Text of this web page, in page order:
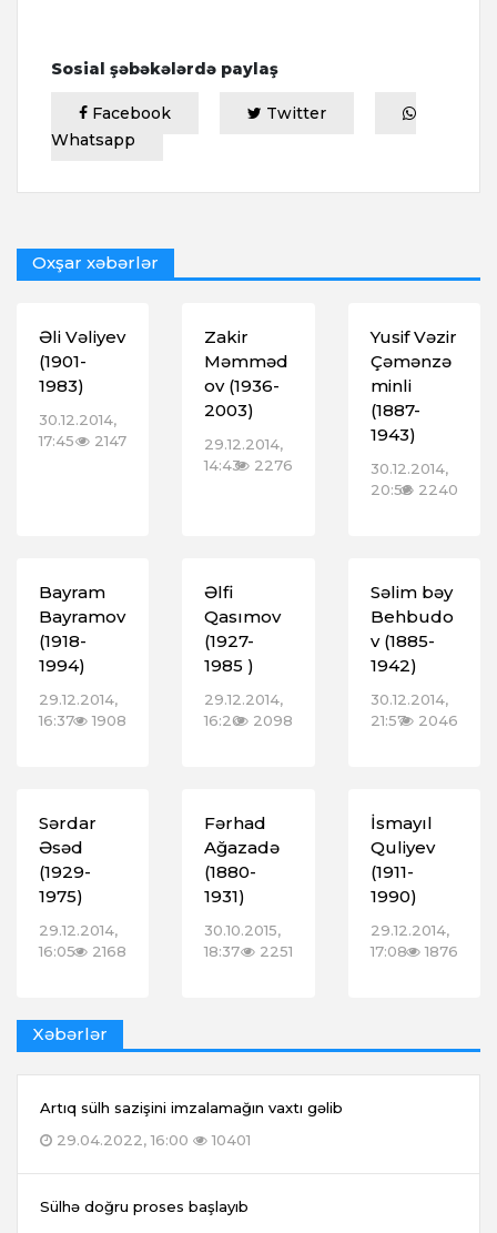
Sosial şəbəkələrdə paylaş
Facebook
Twitter
Whatsapp
Oxşar xəbərlər
Əli Vəliyev
(1901-
1983)
30.12.2014,
17:45
2147
Zakir
Məmməd
ov (1936-
2003)
29.12.2014,
14:43 2276
Yusif Vəzir
Çəmənzə
minli
(1887-
1943)
30.12.2014,
20:582240
Bayram
Bayramov
(1918-
1994)
29.12.2014,
16:37
1908
Əlfi
Qasımov
(1927-
1985 )
29.12.2014,
16:20 2098
Səlim bəy
Behbudo
v (1885-
1942)
30.12.2014,
21:57 2046
Sərdar
Əsəd
(1929-
1975)
29.12.2014,
16:05
2168
Fərhad
Ağazadə
(1880-
1931)
30.10.2015,
18:37
2251
İsmayıl
Quliyev
(1911-
1990)
29.12.2014,
17:08
1876
Xəbərlər
Artıq sülh sazişini imzalamağın vaxtı gəlib
29.04.2022, 16:00
10401
Sülhə doğru proses başlayıb